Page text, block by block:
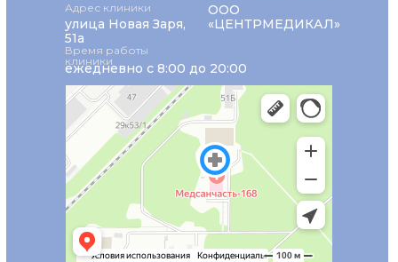
ежедневно с 8:00 до 20:00
Время работы
клиники
Адрес клиники
улица Новая Заря,
51а
ООО
«ЦЕНТРМЕДИКАЛ»